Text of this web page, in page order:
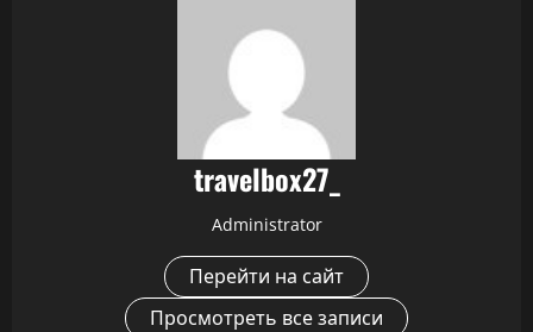
travelbox27_
Administrator
Перейти на сайт
Просмотреть все записи